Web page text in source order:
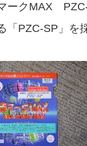
クMAX
「PZC-SP」を